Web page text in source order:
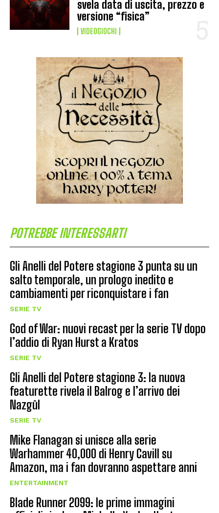
svela data di uscita, prezzo e
versione “fisica”
VIDEOGIOCHI
POTREBBE INTERESSARTI
Gli Anelli del Potere stagione 3 punta su un
salto temporale, un prologo inedito e
cambiamenti per riconquistare i fan
SERIE TV
God of War: nuovi recast per la serie TV dopo
l’addio di Ryan Hurst a Kratos
SERIE TV
Gli Anelli del Potere stagione 3: la nuova
featurette rivela il Balrog e l’arrivo dei
Nazgûl
SERIE TV
Mike Flanagan si unisce alla serie
Warhammer 40,000 di Henry Cavill su
Amazon, ma i fan dovranno aspettare anni
ENTERTAINMENT
Blade Runner 2099: le prime immagini